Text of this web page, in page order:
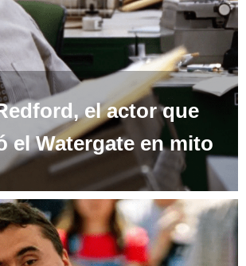
el actor que
el Watergate en mito